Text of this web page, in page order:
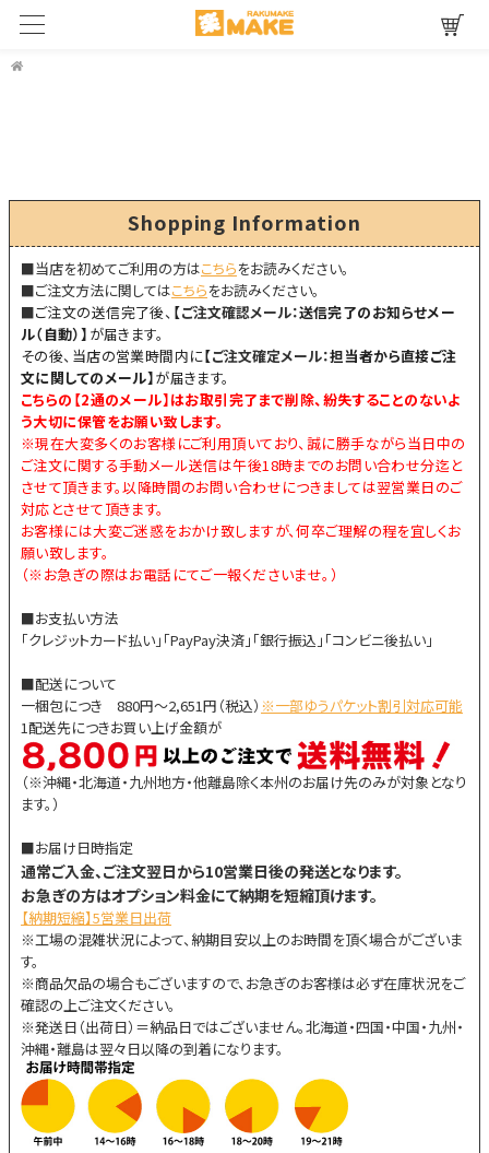
Shopping Information
■当店を初めてご利用の方はこちらをお読みください。
■ご注文方法に関してはこちらをお読みください。
■ご注文の送信完了後、 【ご注文確認メール：送信完了のお知らせメー
ル（自動）】 が届きます。
その後、当店の営業時間内に【ご注文確定メール：担当者から直接ご注
文に関してのメール】が届きます。
こちらの【2通のメール】はお取引完了まで削除、紛失することのないよ
う大切に保管をお願い致します。
※現在大変多くのお客様にご利用頂いており、誠に勝手ながら当日中の
ご注文に関する手動メール送信は午後18時までのお問い合わせ分迄と
させて頂きます。以降時間のお問い合わせにつきましては翌営業日のご
対応とさせて頂きます。
お客様には大変ご迷惑をおかけ致しますが、何卒ご理解の程を宜しくお
願い致します。
（※お急ぎの際はお電話にてご一報くださいませ。）
■お支払い方法
「クレジットカード払い」「PayPay決済」「銀行振込」「コンビニ後払い」
■配送について
一梱包につき 880円～2,651円（税込） ※一部ゆうパケット割引対応可能
1配送先につきお買い上げ金額が
（※沖縄・北海道・九州地方・他離島除く本州のお届け先のみが対象となり
ます。）
■お届け日時指定
通常ご入金、ご注文翌日から10営業日後の発送となります。
お急ぎの方はオプション料金にて納期を短縮頂けます。
【納期短縮】5営業日出荷
※工場の混雑状況によって、納期目安以上のお時間を頂く場合がございま
す。
※商品欠品の場合もございますので、お急ぎのお客様は必ず在庫状況をご
確認の上ご注文ください。
※発送日（出荷日）＝納品日ではございません。北海道・四国・中国・九州・
沖縄・離島は翌々日以降の到着になります。